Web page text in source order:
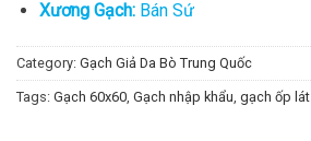
Xương Gạch:Bán Sứ
Category: Gạch Giả Da Bò Trung Quốc
Tags: Gạch 60x60, Gạch nhập khẩu, gạch ốp lát